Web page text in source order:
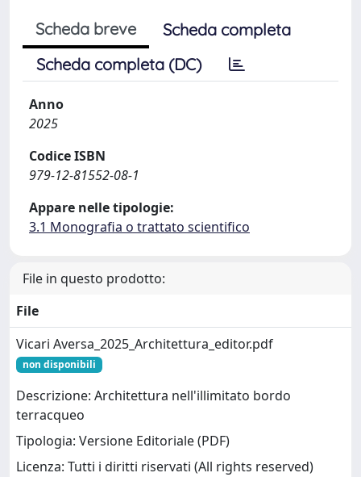
Scheda breve
Scheda completa
Scheda completa (DC)
Anno
2025
Codice ISBN
979-12-81552-08-1
Appare nelle tipologie:
3.1 Monografia o trattato scientifico
File in questo prodotto:
File
Vicari Aversa_2025_Architettura_editor.pdf
non disponibili
Descrizione: Architettura nell'illimitato bordo
terracqueo
Tipologia: Versione Editoriale (PDF)
Licenza: Tutti i diritti riservati (All rights reserved)